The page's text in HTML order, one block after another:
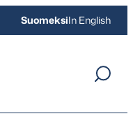
SuomeksiIn English